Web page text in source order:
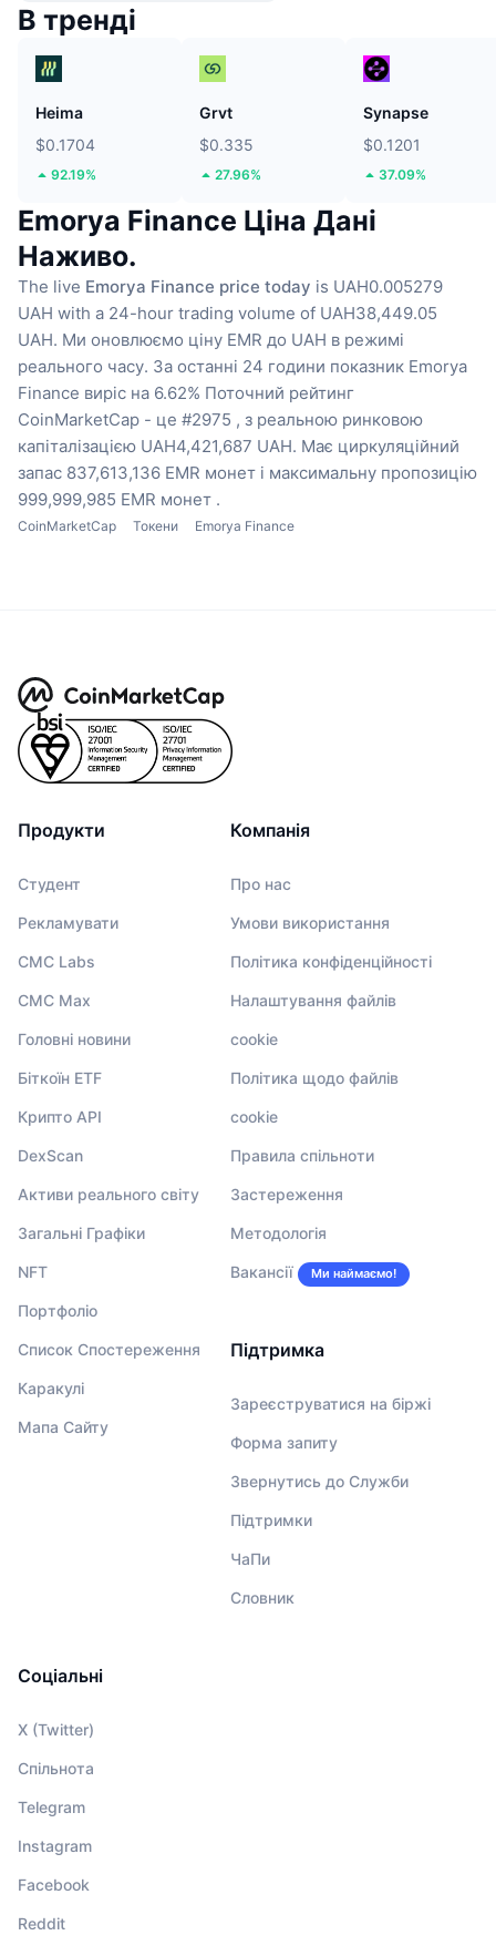
В тренді
Heima
$0.1704
92.19%
Grvt
$0.335
27.96%
Synapse
$0.1201
37.09%
Emorya Finance Ціна Дані
Наживо.
The live Emorya Finance price today is UAH0.005279
UAH with a 24-hour trading volume of UAH38,449.05
UAH. Ми оновлюємо ціну EMR до UAH в режимі
реального часу. За останні 24 години показник Emorya
Finance виріс на 6.62% Поточний рейтинг
CoinMarketCap - це #2975 , з реальною ринковою
капіталізацією UAH4,421,687 UAH. Має циркуляційний
запас 837,613,136 EMR монет і максимальну пропозицію
999,999,985 EMR монет .
CoinMarketCap Токени Emorya Finance
Продукти
Студент
Рекламувати
CMC Labs
CMC Max
Головні новини
Біткоїн ETF
Крипто API
DexScan
Активи реального світу
Загальні Графіки
NFT
Портфоліо
Список Спостереження
Каракулі
Мапа Сайту
Компанія
Про нас
Умови використання
Політика конфіденційності
Налаштування файлів
cookie
Політика щодо файлів
cookie
Правила спільноти
Застереження
Методологія
Вакансії Ми наймаємо!
Підтримка
Зареєструватися на біржі
Форма запиту
Звернутись до Служби
Підтримки
ЧаПи
Словник
Соціальні
X (Twitter)
Спільнота
Telegram
Instagram
Facebook
Reddit